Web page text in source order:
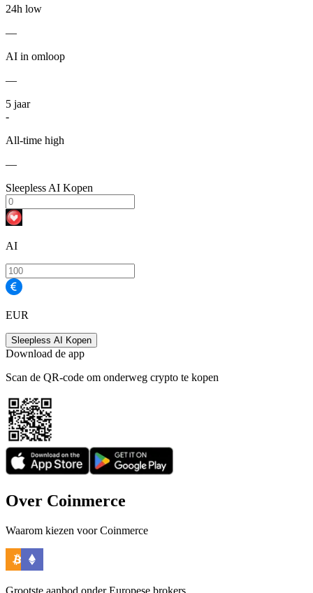
24h low
—
AI in omloop
—
5 jaar
-
All-time high
—
Sleepless AI Kopen
AI
EUR
Sleepless AI Kopen
Download de app
Scan de QR-code om onderweg crypto te kopen
Over Coinmerce
Waarom kiezen voor Coinmerce